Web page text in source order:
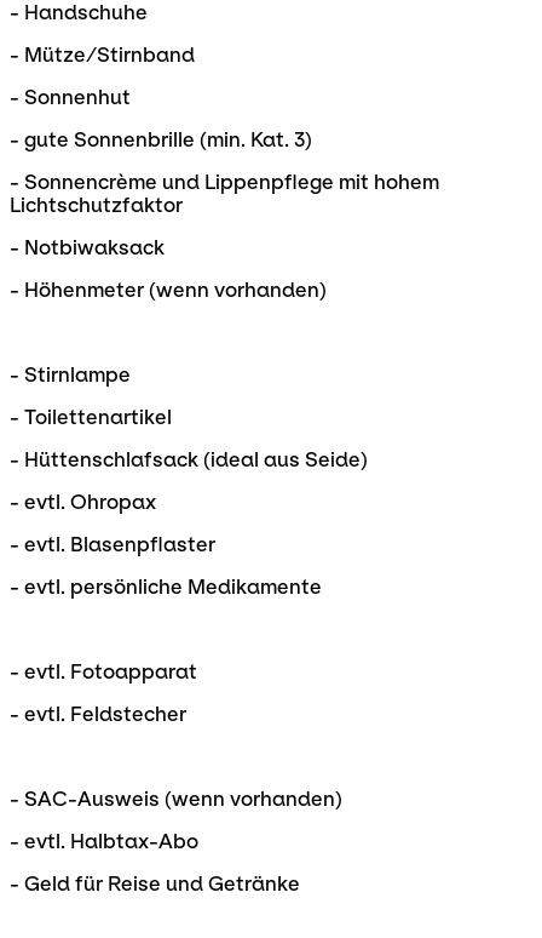
- Handschuhe
- Mütze/Stirnband
- Sonnenhut
- gute Sonnenbrille (min. Kat. 3)
- Sonnencrème und Lippenpflege mit hohem
Lichtschutzfaktor
- Notbiwaksack
- Höhenmeter (wenn vorhanden)
- Stirnlampe
- Toilettenartikel
- Hüttenschlafsack (ideal aus Seide)
- evtl. Ohropax
- evtl. Blasenpflaster
- evtl. persönliche Medikamente
- evtl. Fotoapparat
- evtl. Feldstecher
- SAC-Ausweis (wenn vorhanden)
- evtl. Halbtax-Abo
- Geld für Reise und Getränke